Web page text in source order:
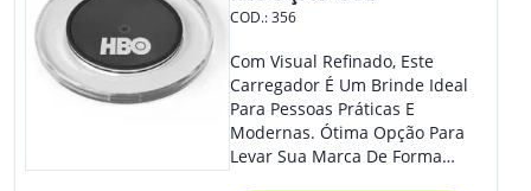
COD.:356
Com Visual Refinado, Este
Carregador É Um Brinde Ideal
Para Pessoas Práticas E
Modernas. Ótima Opção Para
Levar Sua Marca De Forma